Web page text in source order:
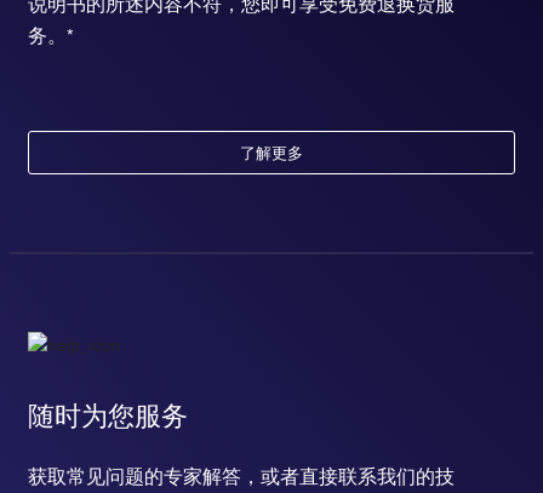
务。*
了解更多
随时为您服务
获取常见问题的专家解答，或者直接联系我们的技